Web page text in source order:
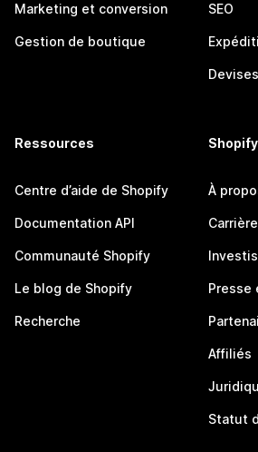
Marketing et conversion
Gestion de boutique
SEO
Ressources
Centre d’aide de Shopify
Documentation API
Communauté Shopify
Le blog de Shopify
Recherche
Shopify
À
Presse
Affiliés
Statut